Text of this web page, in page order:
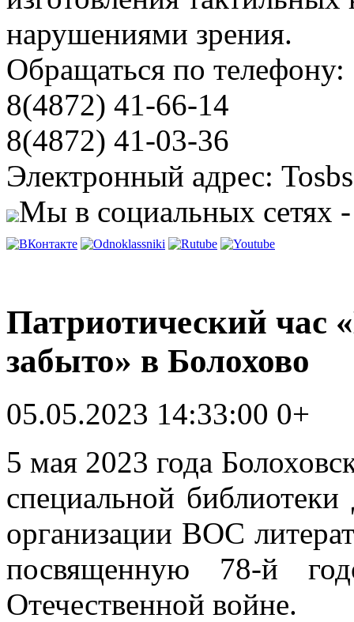
нарушениями зрения.
Обращаться по телефону:
8(4872) 41-66-14
8(4872) 41-03-36
Электронный адрес:
Мы в социальных сетях
Патриотический час
забыто» в Болохово
05.05.2023 14:33:00 0+
5 мая 2023 года
специальной
организации ВОС
посвященную 78-й
Отечественной войне.